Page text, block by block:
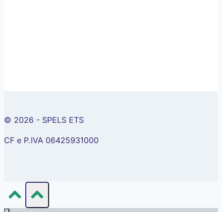
© 2026 - SPELS ETS
CF e P.IVA 06425931000